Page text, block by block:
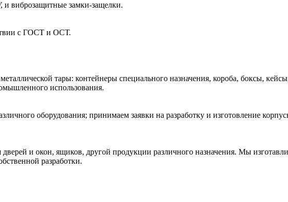
и виброзащитные замки-защелки.
с ГОСТ и ОСТ.
тары: контейнеры специального назначения, короба, боксы,
использования.
оборудования; принимаем заявки на разработку и изготовление
и окон, ящиков, другой продукции различного назначения. Мы
разработки.